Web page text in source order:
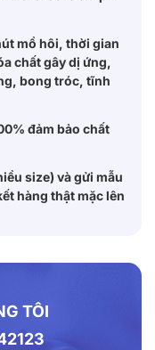
mồ hôi, thời gian
chất gây dị ứng,
bong tróc, tĩnh
đảm bảo chất
size) và gửi mẫu
hàng thật mặc lên
TÔI